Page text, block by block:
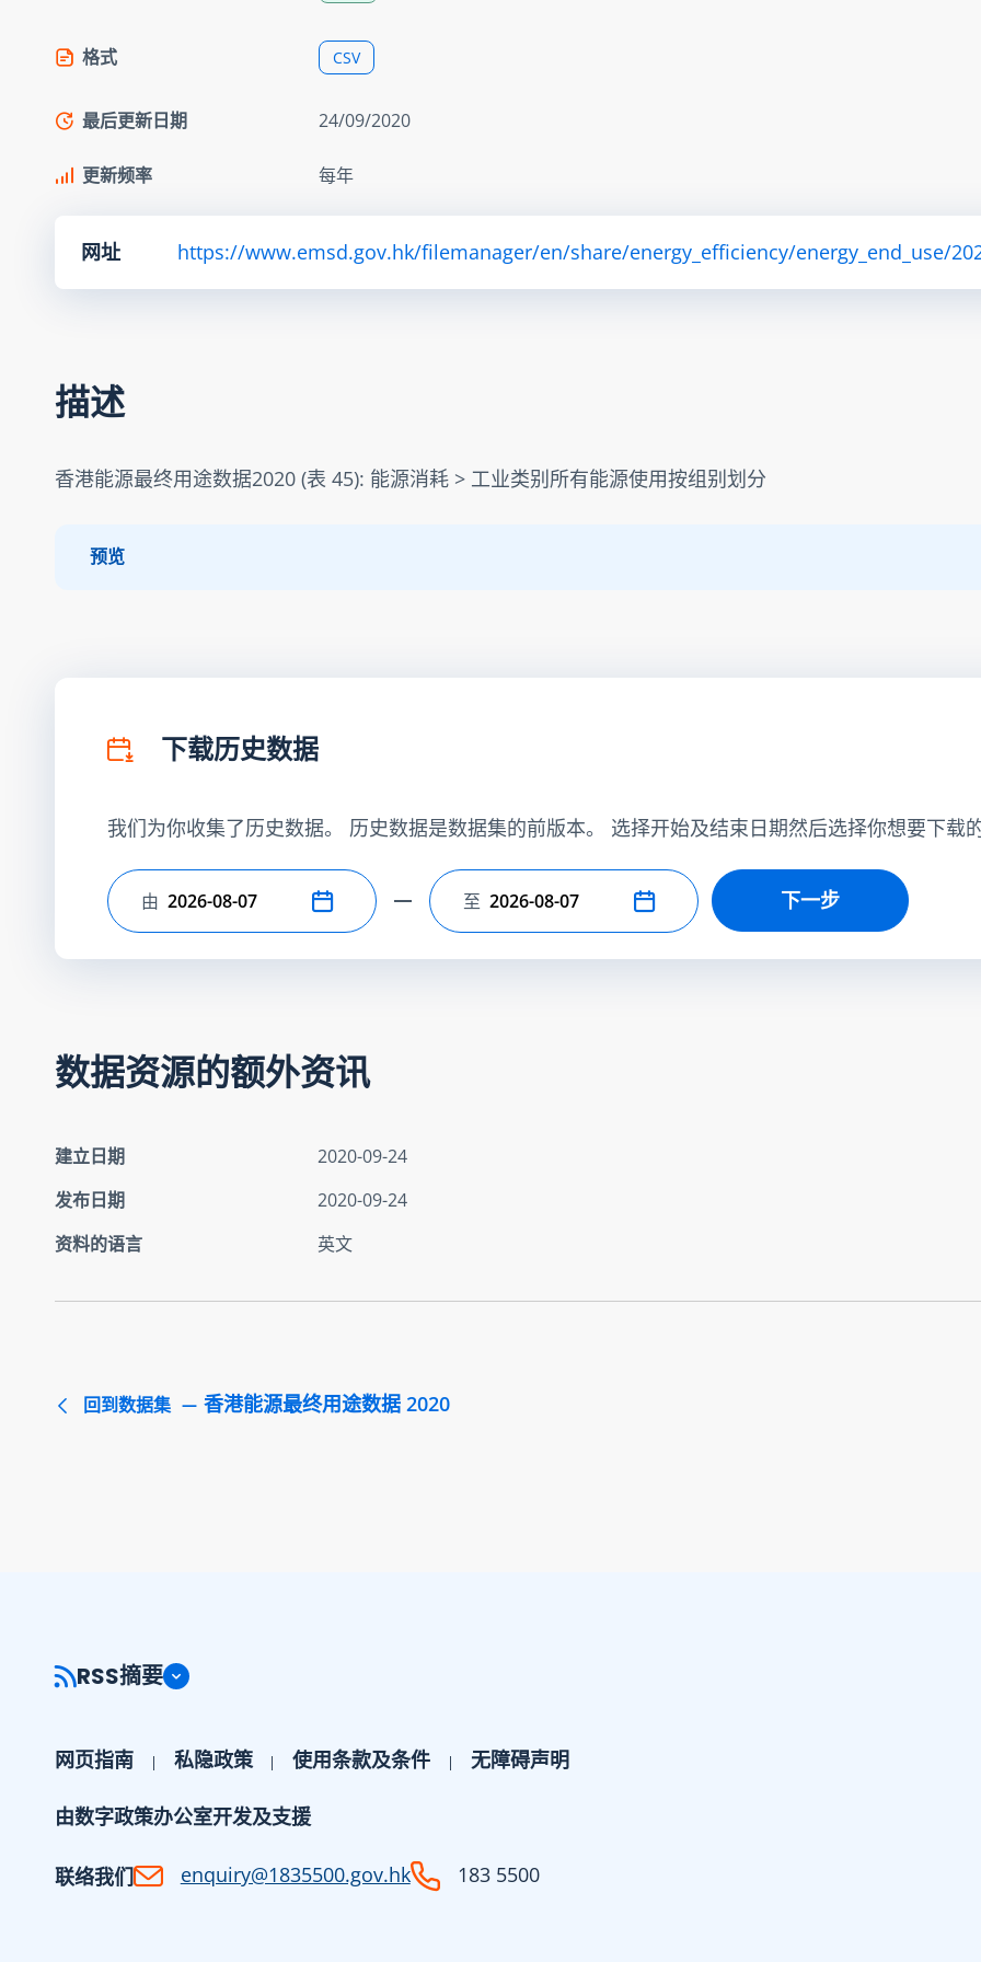
格式 CSV
最后更新日期 24/09/2020
更新频率 每年
网址 https://www.emsd.gov.hk/filemanager/en/share/energy_efficiency/energy_end_use/
描述
香港能源最终用途数据2020 (表 45): 能源消耗 > 工业类别所有能源使用按组别划分
预览
下载历史数据
我们为你收集了历史数据。 历史数据是数据集的前版本。 选择开始及结束日期然后选择你想要下载
选择开始日期
由 选择结束日期
至 下一步
数据资源的额外资讯
建立日期
2020-09-24
发布日期
2020-09-24
资料的语言
英文
回到数据集 香港能源最终用途数据 2020
RSS摘要
网页指南 私隐政策 使用条款及条件 无障碍声明
由数字政策办公室开发及支援
联络我们 enquiry@1835500.gov.hk 183 5500